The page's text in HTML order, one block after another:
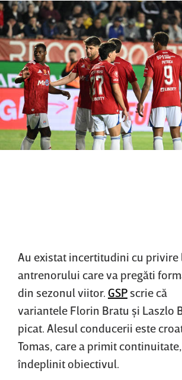
Au existat incertitudini cu privire
antrenorului care va pregăti
din sezonul viitor. GSP scrie că
variantele Florin Bratu şi Laszlo
picat. Alesul conducerii este
Tomas, care a primit
îndeplinit obiectivul.